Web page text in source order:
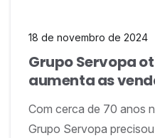
18 de novembro de 2024
Grupo Servopa
aumenta as
Com cerca de 70 anos
Grupo Servopa